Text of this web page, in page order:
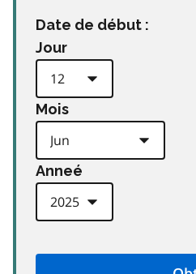
Date de début :
Jour
Mois
Anneé